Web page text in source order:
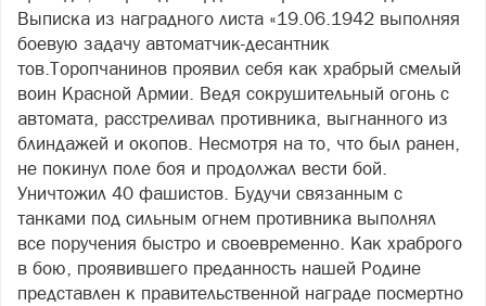
Выписка из наградного листа «19.06.1942 выполняя
боевую задачу автоматчик-десантник
тов.Торопчанинов проявил себя как храбрый смелый
воин Красной Армии. Ведя сокрушительный огонь с
автомата, расстреливал противника, выгнанного из
блиндажей и окопов. Несмотря на то, что был ранен,
не покинул поле боя и продолжал вести бой.
Уничтожил 40 фашистов. Будучи связанным с
танками под сильным огнем противника выполнял
все поручения быстро и своевременно. Как храброго
в бою, проявившего преданность нашей Родине
представлен к правительственной награде посмертно